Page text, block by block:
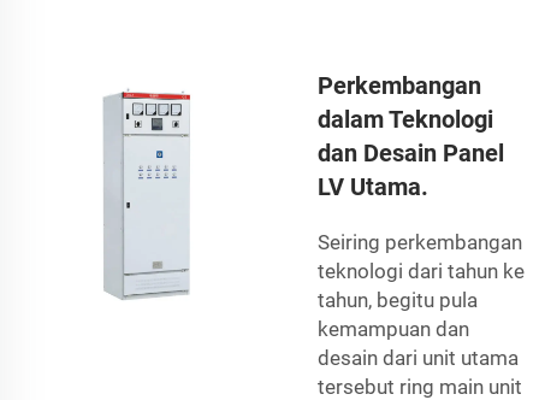
Perkembangan
dalam Teknologi
dan Desain Panel
LV Utama.
Seiring perkembangan
teknologi dari tahun ke
tahun, begitu pula
kemampuan dan
desain dari unit utama
tersebut ring main unit